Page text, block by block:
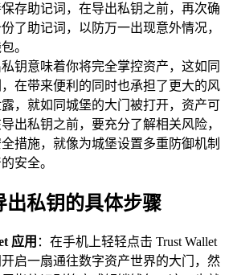
存助记词，在导出私钥之前，再次确
了助记词，以防万一出现意外情况，
。
钥意味着你将完全掌控资产，这如同
在带来便利的同时也承担了更大的风
，就如同城堡的大门被打开，资产可
出私钥之前，要充分了解相关风险，
措施，就像为城堡设置多重防御机制
安全。
出私钥的具体步骤
应用 ：在手机上轻轻点击 Trust Wallet
启一扇通往数字资产世界的大门，然